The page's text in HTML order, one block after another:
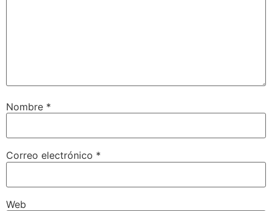
Nombre *
Correo electrónico *
Web